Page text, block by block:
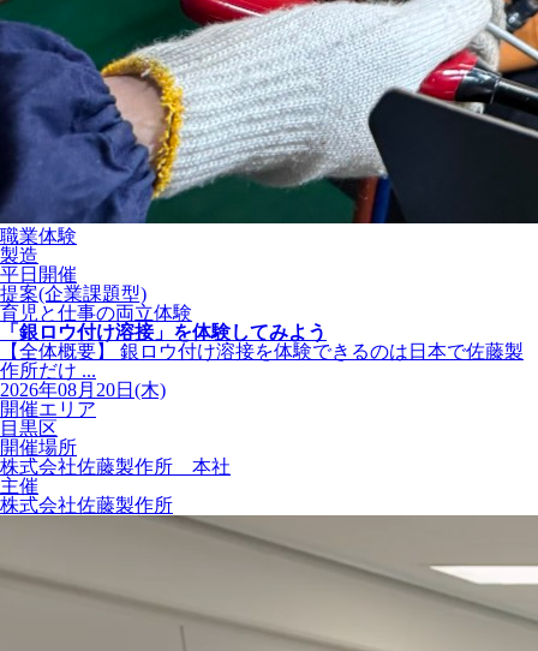
職業体験
製造
平日開催
提案(企業課題型)
育児と仕事の両立体験
「銀ロウ付け溶接」を体験してみよう
【全体概要】 銀ロウ付け溶接を体験できるのは日本で佐藤製
作所だけ ...
2026年08月20日(木)
開催エリア
目黒区
開催場所
株式会社佐藤製作所 本社
主催
株式会社佐藤製作所